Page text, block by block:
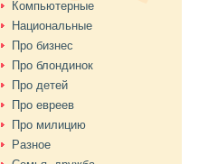
Компьютерные
Национальные
Про бизнес
Про блондинок
Про детей
Про евреев
Про милицию
Разное